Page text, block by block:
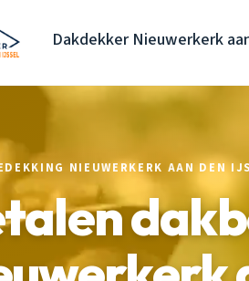
Dakdekker Nieuwerkerk
NIEUWERKERK AAN DEN